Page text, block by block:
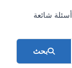
أسئلة شائعة
بحث